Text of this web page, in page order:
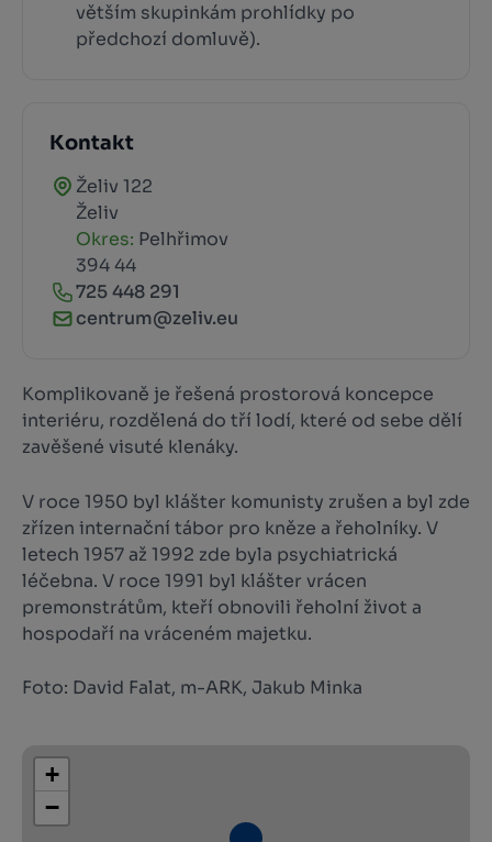
větším skupinkám prohlídky po
předchozí domluvě).
Kontakt
Želiv 122
Želiv
Okres: Pelhřimov
394 44
725 448 291
centrum@zeliv.eu
Komplikovaně je řešená prostorová koncepce
interiéru, rozdělená do tří lodí, které od sebe dělí
zavěšené visuté klenáky.
V roce 1950 byl klášter komunisty zrušen a byl zde
zřízen internační tábor pro kněze a řeholníky. V
letech 1957 až 1992 zde byla psychiatrická
léčebna. V roce 1991 byl klášter vrácen
premonstrátům, kteří obnovili řeholní život a
hospodaří na vráceném majetku.
Foto: David Falat, m-ARK, Jakub Minka
+
−